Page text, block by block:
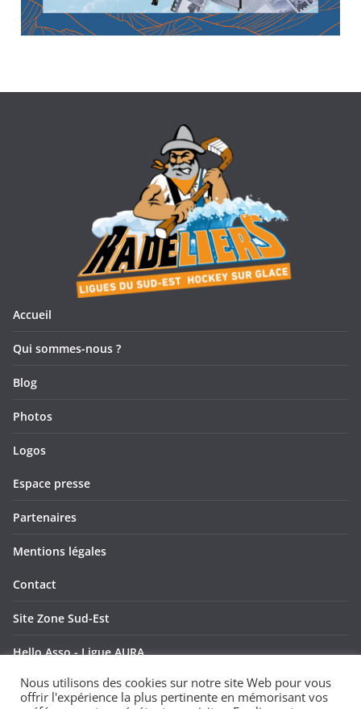
Accueil
Qui sommes-nous ?
Blog
Photos
Logos
Espace presse
Partenaires
Mentions légales
Contact
Site Zone Sud-Est
Hello Asso - Ligue AURA
Hello Asso - Ligue SUD
Nous utilisons des cookies sur notre site Web pour vous
offrir l'expérience la plus pertinente en mémorisant vos